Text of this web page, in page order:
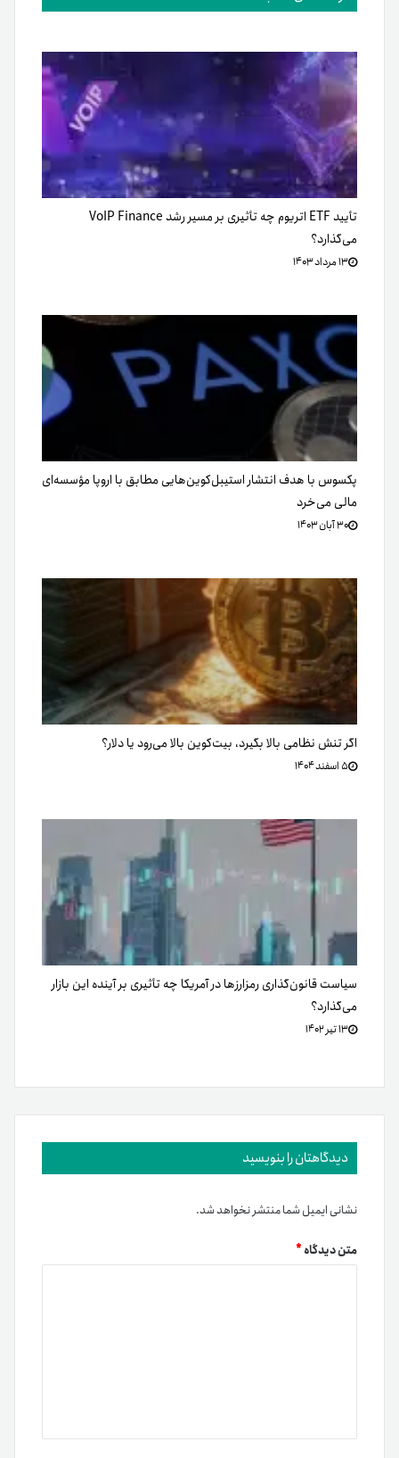
تأیید ETF اتریوم چه تأثیری بر مسیر رشد VoIP Finance
می‌گذارد؟
۱۳ مرداد ۱۴۰۳
پکسوس با هدف انتشار استیبل‌کوین‌هایی مطابق با اروپا مؤسسه‌ای
مالی می‌خرد
۳۰ آبان ۱۴۰۳
اگر تنش نظامی بالا بگیرد، بیت‌کوین بالا می‌رود یا دلار؟
۵ اسفند ۱۴۰۴
سیاست قانون‌گذاری رمزارزها در آمریکا چه تأثیری بر آینده این بازار
می‌گذارد؟
۱۳ تیر ۱۴۰۲
دیدگاهتان را بنویسید
نشانی ایمیل شما منتشر نخواهد شد.
متن دیدگاه*